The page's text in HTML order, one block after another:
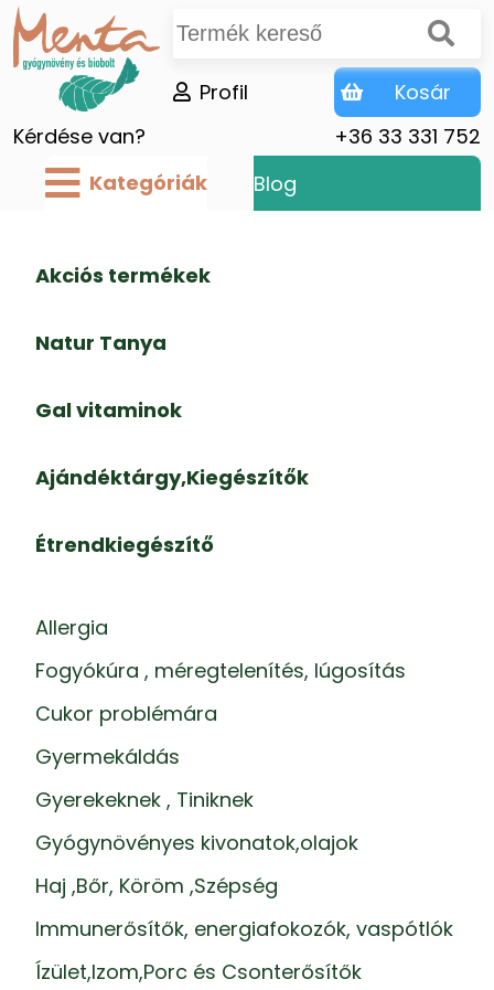
Kérdése van? +36 33 331 752
Profil Kosár
Kategóriák Blog
Akciós termékek
Natur Tanya
Gal vitaminok
Ajándéktárgy,Kiegészítők
Étrendkiegészítő
Allergia
Fogyókúra , méregtelenítés, lúgosítás
Cukor problémára
Gyermekáldás
Gyerekeknek , Tiniknek
Gyógynövényes kivonatok,olajok
Haj ,Bőr, Köröm ,Szépség
Immunerősítők, energiafokozók, vaspótlók
Ízület,Izom,Porc és Csonterősítők